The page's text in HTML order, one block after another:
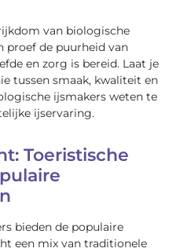
van biologische
proef de puurheid van
en zorg is bereid. Laat je
tussen smaak, kwaliteit en
ijsmakers weten te
ijservaring.
Toeristische
bieden de populaire
een mix van traditionele